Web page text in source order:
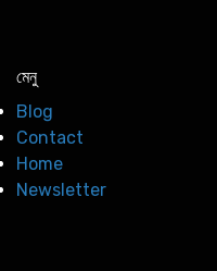
মেনু
Blog
Contact
Home
Newsletter